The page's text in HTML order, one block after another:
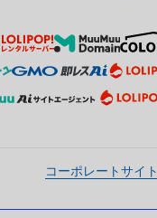
コーポレートサイト